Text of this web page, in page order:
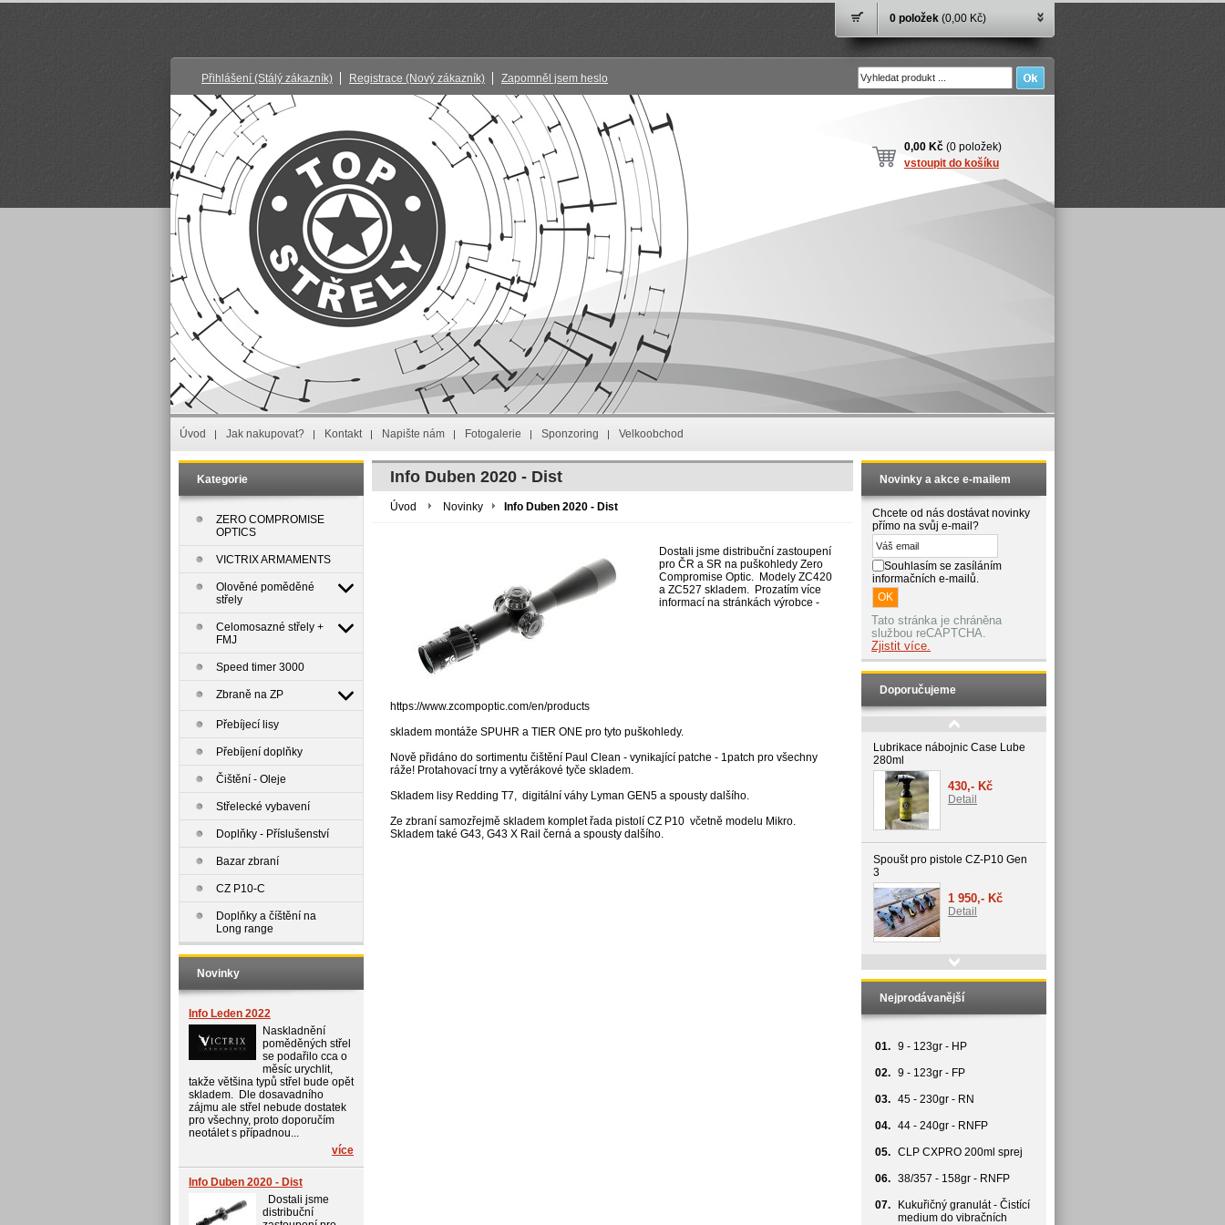
0 položek (0,00 Kč)
Přihlášení (Stálý zákazník) Registrace (Nový zákazník) Zapomněl jsem heslo
0,00 Kč (0 položek)
vstoupit do košíku
Úvod Jak nakupovat? Kontakt Napište nám Fotogalerie Sponzoring Velkoobchod
Kategorie
ZERO COMPROMISE
OPTICS
VICTRIX ARMAMENTS
Olověné poměděné
střely
Celomosazné střely +
FMJ
Speed timer 3000
Zbraně na ZP
Přebíjecí lisy
Přebíjení doplňky
Čištění - Oleje
Střelecké vybavení
Doplňky - Příslušenství
Bazar zbraní
CZ P10-C
Doplňky a číštění na
Long range
Novinky
Info Leden 2022
Naskladnění
poměděných střel
se podařilo cca o
měsíc urychlit,
takže většina typů střel bude opět
skladem. Dle dosavadního
zájmu ale střel nebude dostatek
pro všechny, proto doporučím
neotálet s případnou...
více
Info Duben 2020 - Dist
Dostali jsme
distribuční
Info Duben 2020 - Dist
Úvod Novinky Info Duben 2020 - Dist
Dostali jsme distribuční zastoupení
pro ČR a SR na puškohledy Zero
Compromise Optic. Modely ZC420
a ZC527 skladem. Prozatím více
informací na stránkách výrobce -
https://www.zcompoptic.com/en/products
skladem montáže SPUHR a TIER ONE pro tyto puškohledy.
Nově přidáno do sortimentu čištění Paul Clean - vynikající patche - 1patch pro všechny
ráže! Protahovací trny a vytěrákové tyče skladem.
Skladem lisy Redding T7, digitální váhy Lyman GEN5 a spousty dalšího.
Ze zbraní samozřejmě skladem komplet řada pistolí CZ P10 včetně modelu Mikro.
Skladem také G43, G43 X Rail černá a spousty dalšího.
Novinky a akce e-mailem
Chcete od nás dostávat novinky
přímo na svůj e-mail?
Souhlasím se zasíláním
informačních e-mailů.
Tato stránka je chráněna
službou reCAPTCHA.
Zjistit více.
Doporučujeme
Lubrikace nábojnic Case Lube
280ml
430,- Kč
Detail
Spoušt pro pistole CZ-P10 Gen
3
1 950,- Kč
Detail
Speed timer 3000
Nejprodávanější
01. 9 - 123gr - HP
02. 9 - 123gr - FP
03. 45 - 230gr - RN
04. 44 - 240gr - RNFP
05. CLP CXPRO 200ml sprej
06. 38/357 - 158gr - RNFP
07.
Kukuřičný granulát - Čistící
medium do vibračních